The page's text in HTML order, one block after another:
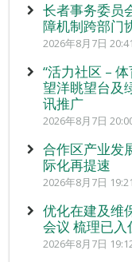
长者事务委员
障机制跨部门
2026年8月7日 20:41
“活力社区 –
望洋眺望台及
讯推广
2026年8月7日
合作区产业发
际化再提速
2026年8月7日 19:21
优化在建及维
会议 梳理已
2026年8月7日